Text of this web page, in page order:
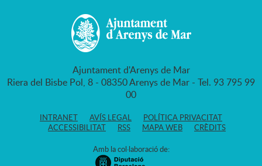
Ajuntament d'Arenys de Mar
Riera del Bisbe Pol, 8 - 08350 Arenys de Mar - Tel. 93 795 99
00
INTRANET AVÍS LEGAL
POLÍTICA PRIVACITAT
ACCESSIBILITAT
RSS MAPA WEB CRÈDITS
Amb la col·laboració de: